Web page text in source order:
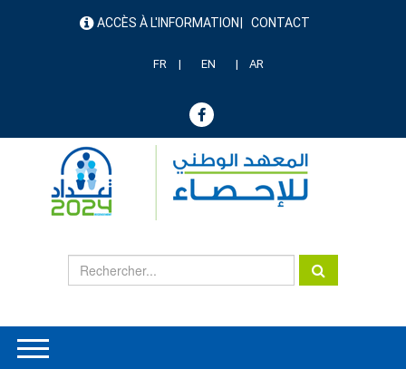
menu ACCÈS À L'INFORMATION CONTACT
FR EN AR